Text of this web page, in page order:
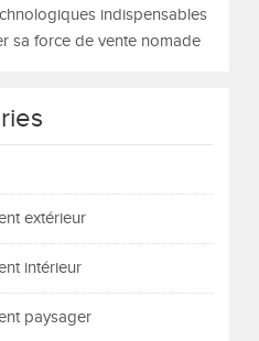
indispensables
sa force de vente nomade
extérieur
intérieur
paysager